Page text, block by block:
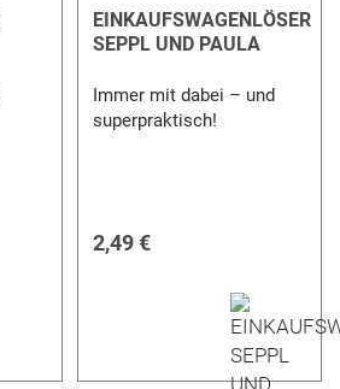
EINKAUFSWAGENLÖSER
SEPPL UND PAULA
Immer mit dabei – und
superpraktisch!
2,49 €